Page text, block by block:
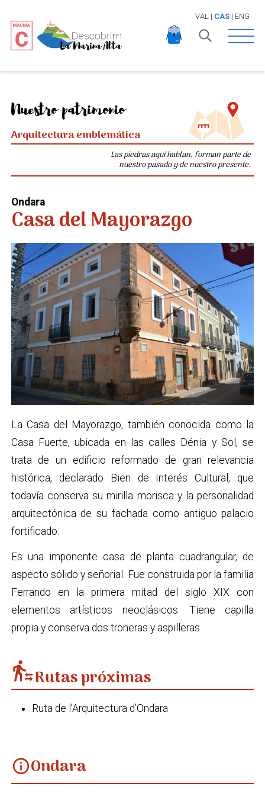
VAL | CAS| ENG
Open
Nuestro patrimonio
Arquitectura emblemática
Las piedras aquí hablan, forman parte de
nuestro pasado y de nuestro presente.
Ondara
Casa del Mayorazgo
La Casa del Mayorazgo, también conocida como la
Casa Fuerte, ubicada en las calles Dénia y Sol, se
trata de un edificio reformado de gran relevancia
histórica, declarado Bien de Interés Cultural, que
todavía conserva su mirilla morisca y la personalidad
arquitectónica de su fachada como antiguo palacio
fortificado.
Es una imponente casa de planta cuadrangular, de
aspecto sólido y señorial. Fue construida por la familia
Ferrando en la primera mitad del siglo XIX con
elementos artísticos neoclásicos. Tiene capilla
propia y conserva dos troneras y aspilleras.
transfer_within_a_stationRutas próximas
Ruta de l’Arquitectura d’Ondara
infoOndara